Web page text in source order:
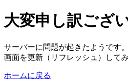
大変申し訳ござ
サーバーに問題が起きたようです。
画面を更新（リフレッシュ）して
ホームに戻る